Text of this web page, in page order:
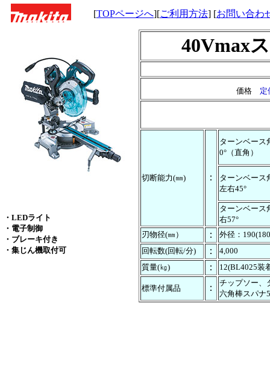
・LEDライト
・電子制御
・ブレーキ付き
・集じん機取付可
40Vmax
価格 定
切断能力(㎜) ：
ターンベース
0°（直角）
ターンベース
左右45°
ターンベース
右57°
刃物径(㎜）
：
外径：
回転数(回転/分)
：
4,000
質量(㎏)
： 12(BL4025装
標準付属品 ：
チップソー、
六角棒スパナ
[TOPページへ][ご利用方法] [お問い合わ